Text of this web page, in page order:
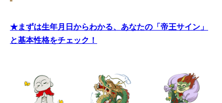
★まずは生年月日からわかる、あなたの「帝王サイン」
と基本性格をチェック！